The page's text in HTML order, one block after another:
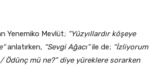
Yenemiko Mevlüt; “Yüzyıllardır köşeye
anlatırken, “Sevgi Ağacı”ile de; “İzliyorum
/ Ödünç mü ne?” diye yüreklere sorarken